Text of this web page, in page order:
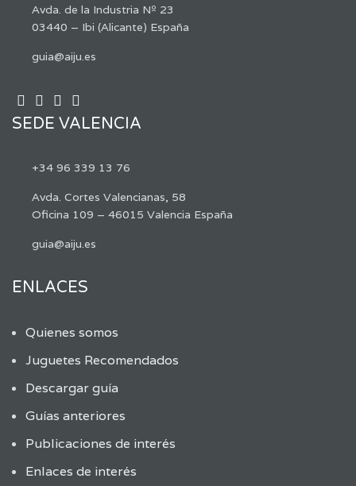
Avda. de la Industria Nº 23
03440 – Ibi (Alicante) España
guia@aiju.es
SEDE VALENCIA
+34 96 339 13 76
Avda. Cortes Valencianas, 58
Oficina 109 – 46015 Valencia España
guia@aiju.es
ENLACES
Quienes somos
Juguetes Recomendados
Descargar guía
Guías anteriores
Publicaciones de interés
Enlaces de interés